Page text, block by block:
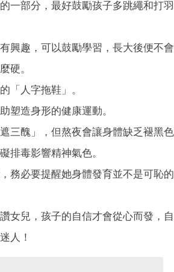
一部分，最好鼓勵孩子多跳繩和打羽
興趣，可以鼓勵學習，長大後便不會
硬。
「人字拖鞋」。
塑造身形的健康運動。
三醜」，但熬夜會讓身體缺乏褪黑色
排毒影響精神氣色。
務必要提醒她身體發育並不是可恥的
女兒，孩子的自信才會從心而發，自
人！